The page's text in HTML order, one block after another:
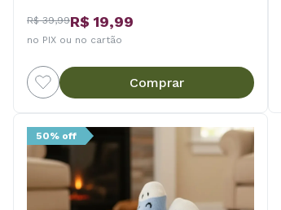
R$ 39,99R$ 19,99
no PIX ou no cartão
Comprar
50% off